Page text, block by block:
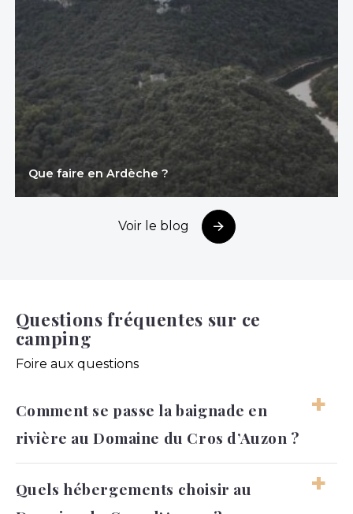
Que faire en Ardèche ?
Voir le blog
Questions fréquentes sur ce
camping
Foire aux questions
Comment se passe la baignade en
rivière au Domaine du Cros d’Auzon ?
La baignade en rivière au Domaine du Cros
d’Auzon se fait grâce à l’accès direct à la rivière
Quels hébergements choisir au